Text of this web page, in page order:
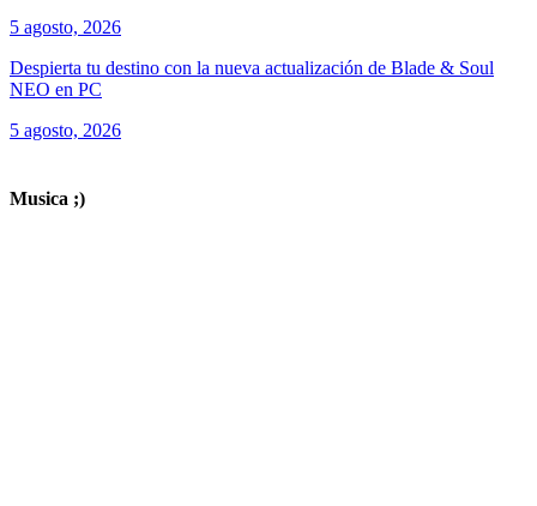
5 agosto, 2026
Despierta tu destino con la nueva actualización de Blade & Soul
NEO en PC
5 agosto, 2026
Musica ;)